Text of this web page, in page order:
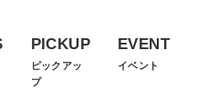
PICKUP
ピックアッ
プ
EVENT
イベント